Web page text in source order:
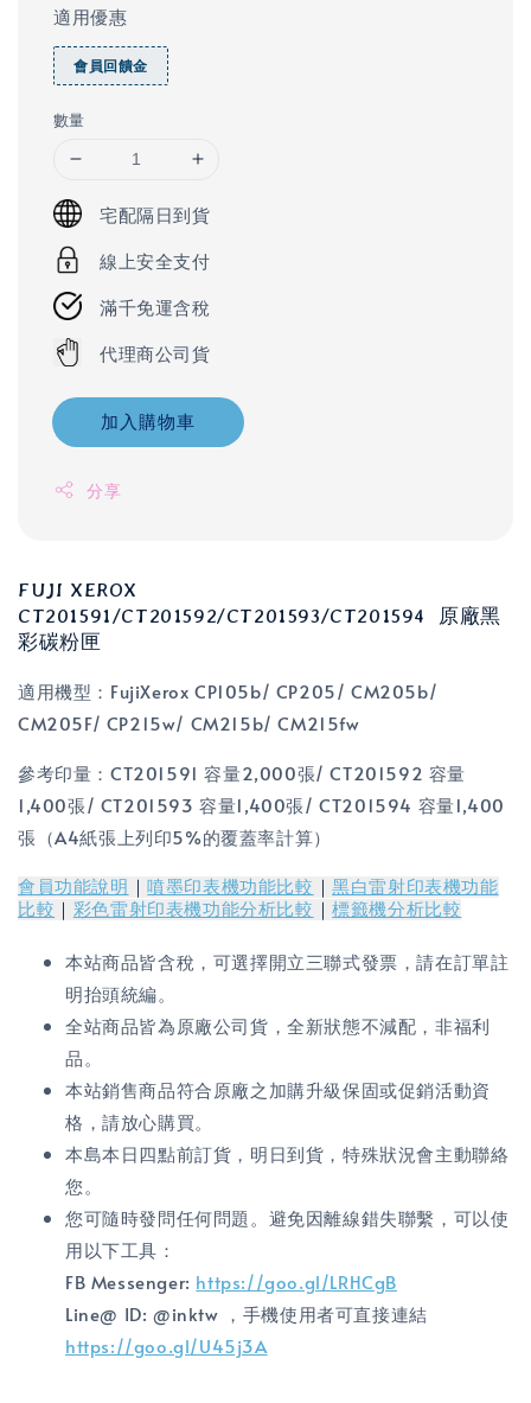
適用優惠
會員回饋金
數量
宅配隔日到貨
線上安全支付
滿千免運含稅
代理商公司貨
加入購物車
分享
FUJI XEROX
CT201591/CT201592/CT201593/CT201594 原廠黑
彩碳粉匣
適用機型：FujiXerox CP105b/ CP205/ CM205b/
CM205F/ CP215w/ CM215b/ CM215fw
參考印量：CT201591 容量2,000張/ CT201592 容量
1,400張/ CT201593 容量1,400張/ CT201594 容量1,400
張（A4紙張上列印5%的覆蓋率計算）
會員功能說明 ｜噴墨印表機功能比較 ｜黑白雷射印表機功能
比較 ｜ 彩色雷射印表機功能分析比較 ｜標籤機分析比較
本站商品皆含稅，可選擇開立三聯式發票，請在訂單註
明抬頭統編。
全站商品皆為原廠公司貨，全新狀態不減配，非福利
品。
本站銷售商品符合原廠之加購升級保固或促銷活動資
格，請放心購買。
本島本日四點前訂貨，明日到貨，特殊狀況會主動聯絡
您。
您可隨時發問任何問題。避免因離線錯失聯繫，可以使
用以下工具：
FB Messenger: https://goo.gl/LRHCgB
Line@ ID: @inktw ，手機使用者可直接連結
https://goo.gl/U45j3A